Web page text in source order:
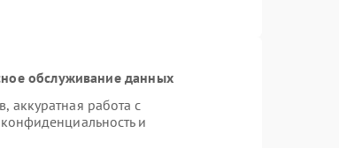
обслуживание данных
аккуратная работа с
и